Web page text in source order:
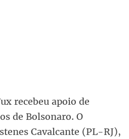
recebeu apoio de
de Bolsonaro. O
Cavalcante (PL-RJ),